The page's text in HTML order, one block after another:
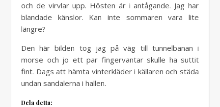
och de virvlar upp. Hösten är i antågande. Jag har
blandade känslor. Kan inte sommaren vara lite
längre?
Den här bilden tog jag på väg till tunnelbanan i
morse och jo ett par fingervantar skulle ha suttit
fint. Dags att hämta vinterkläder i källaren och städa
undan sandalerna i hallen.
Dela detta: